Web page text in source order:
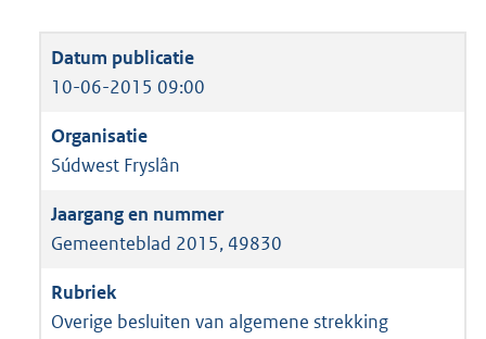
10-06-2015 09:00
Súdwest Fryslân
Gemeenteblad 2015, 49830
Overige besluiten van algemene strekking